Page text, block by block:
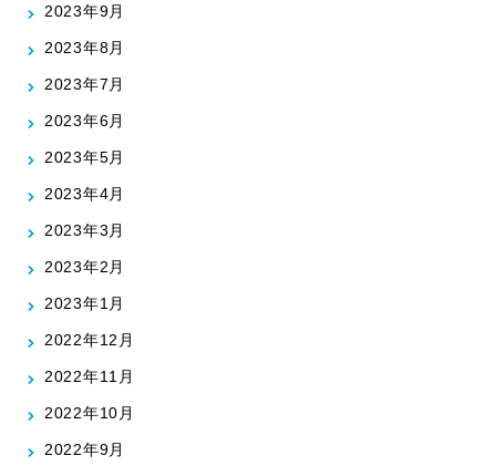
2023年9月
2023年8月
2023年7月
2023年6月
2023年5月
2023年4月
2023年3月
2023年2月
2023年1月
2022年12月
2022年11月
2022年10月
2022年9月